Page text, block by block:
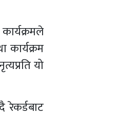
कार्यक्रम
यो
रेकर्डबाट